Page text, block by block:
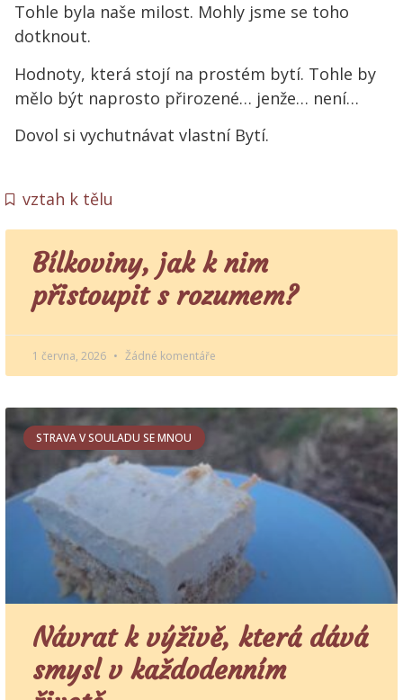
Tohle byla naše milost. Mohly jsme se toho
dotknout.
Hodnoty, která stojí na prostém bytí. Tohle by
mělo být naprosto přirozené… jenže… není…
Dovol si vychutnávat vlastní Bytí.
vztah k tělu
Bílkoviny, jak k nim
přistoupit s rozumem?
1 června, 2026 Žádné komentáře
STRAVA V SOULADU SE MNOU
Návrat k výživě, která dává
smysl v každodenním